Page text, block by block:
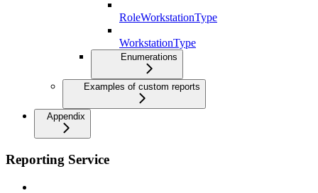
RoleWorkstationType
WorkstationType
Enumerations
Examples of custom reports
Appendix
Reporting Service